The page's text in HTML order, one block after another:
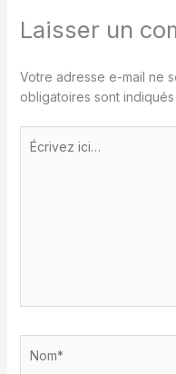
Laisser un
Votre adresse e-mail ne
obligatoires sont
ici…